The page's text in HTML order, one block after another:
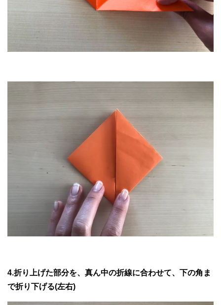
4.折り上げた部分を、真ん中の折線に合わせて、下の角ま
で折り下げる(左右)